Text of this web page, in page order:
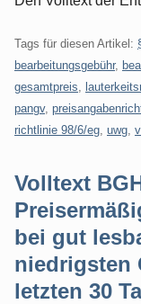
Tags für diesen Artikel:
bearbeitungsgebühr,
gesamtpreis
pangv,
richtlinie 98/6/eg uwg
Volltext
bei gut
niedrigsten
letzten 30